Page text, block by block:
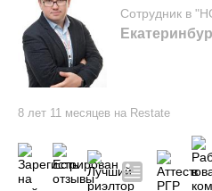
Сотрудник в
8 лет 11 месяцев на Restate